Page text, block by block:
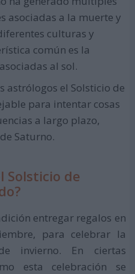
asociadas a la muerte y
culturas y
común es la
al sol.
astrólogos el Solsticio de
para intentar cosas
a largo plazo,
Saturno.
Solsticio de
entregar regalos en
para celebrar la
invierno. En ciertas
esta celebración se